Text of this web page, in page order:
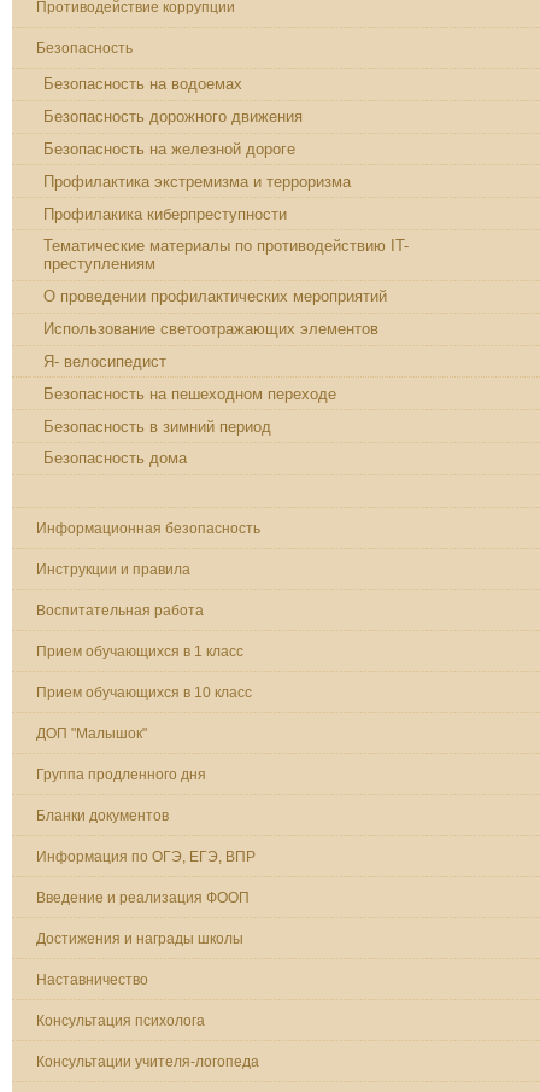
Противодействие коррупции
Безопасность
Безопасность на водоемах
Безопасность дорожного движения
Безопасность на железной дороге
Профилактика экстремизма и терроризма
Профилакика киберпреступности
Тематические материалы по противодействию IT-
преступлениям
О проведении профилактических мероприятий
Использование светоотражающих элементов
Я- велосипедист
Безопасность на пешеходном переходе
Безопасность в зимний период
Безопасность дома
Информационная безопасность
Инструкции и правила
Воспитательная работа
Прием обучающихся в 1 класс
Прием обучающихся в 10 класс
ДОП "Малышок"
Группа продленного дня
Бланки документов
Информация по ОГЭ, ЕГЭ, ВПР
Введение и реализация ФООП
Достижения и награды школы
Наставничество
Консультация психолога
Консультации учителя-логопеда